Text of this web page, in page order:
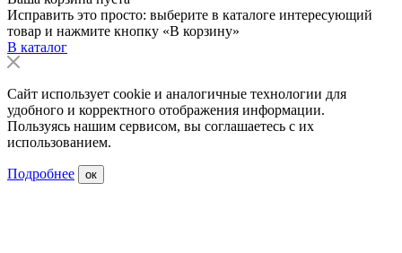
Исправить это просто: выберите в каталоге интересующий
товар и нажмите кнопку «В корзину»
В каталог
Сайт использует cookie и аналогичные технологии для
удобного и корректного отображения информации.
Пользуясь нашим сервисом, вы соглашаетесь с их
использованием.
Подробнее ок